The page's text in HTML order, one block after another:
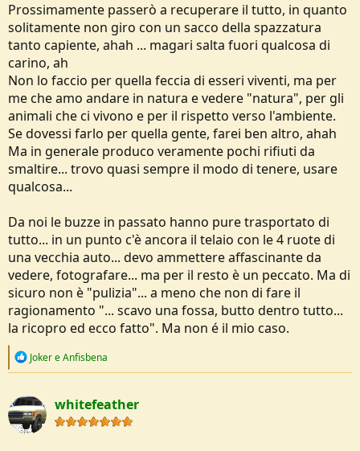
Prossimamente passerò a recuperare il tutto, in quanto
solitamente non giro con un sacco della spazzatura
tanto capiente, ahah ... magari salta fuori qualcosa di
carino, ah
Non lo faccio per quella feccia di esseri viventi, ma per
me che amo andare in natura e vedere "natura", per gli
animali che ci vivono e per il rispetto verso l'ambiente.
Se dovessi farlo per quella gente, farei ben altro, ahah
Ma in generale produco veramente pochi rifiuti da
smaltire... trovo quasi sempre il modo di tenere, usare
qualcosa...
Da noi le buzze in passato hanno pure trasportato di
tutto... in un punto c'è ancora il telaio con le 4 ruote di
una vecchia auto... devo ammettere affascinante da
vedere, fotografare... ma per il resto è un peccato. Ma di
sicuro non è "pulizia"... a meno che non di fare il
ragionamento "... scavo una fossa, butto dentro tutto...
la ricopro ed ecco fatto". Ma non é il mio caso.
R
c
t
i
o
JokereAnfisbena
whitefeather